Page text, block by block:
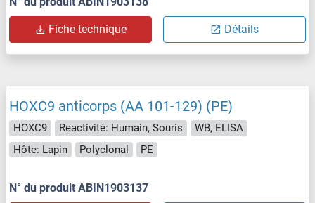
Fiche technique Détails
HOXC9 anticorps (AA 101-129) (PE)
HOXC9 Reactivité: Humain, Souris
WB, ELISA
Hôte: Lapin
Polyclonal PE
N° du produit ABIN1903137